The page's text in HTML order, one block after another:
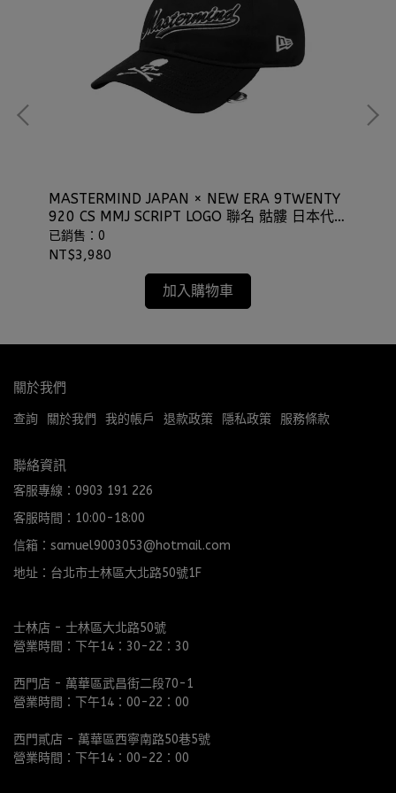
MASTERMIND JAPAN × NEW ERA 9TWENTY
920 CS MMJ SCRIPT LOGO 聯名 骷髏 日本代
購 ⫷ScrewCap⫸
已銷售：0
NT$3,980
加入購物車
關於我們
查詢 關於我們 我的帳戶 退款政策 隱私政策 服務條款
聯絡資訊
客服專線：0903 191 226
客服時間：10:00-18:00
信箱：samuel9003053@hotmail.com
地址：台北市士林區大北路50號1F
士林店 - 士林區大北路50號
營業時間：下午14：30-22：30
西門店 - 萬華區武昌街二段70-1
營業時間：下午14：00-22：00
西門貳店 - 萬華區西寧南路50巷5號
營業時間：下午14：00-22：00